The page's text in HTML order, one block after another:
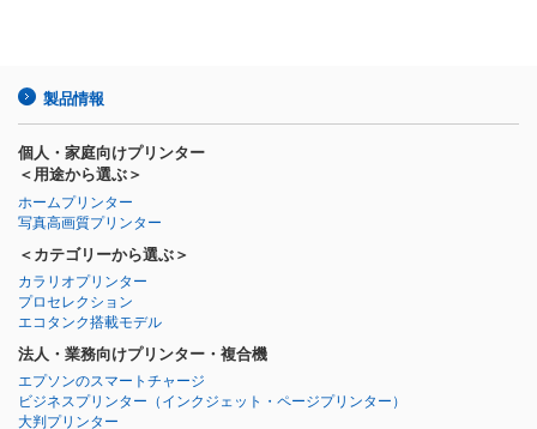
製品情報
個人・家庭向けプリンター
＜用途から選ぶ＞
ホームプリンター
写真高画質プリンター
＜カテゴリーから選ぶ＞
カラリオプリンター
プロセレクション
エコタンク搭載モデル
法人・業務向けプリンター・複合機
エプソンのスマートチャージ
ビジネスプリンター （インクジェット・ページプリンター）
大判プリンター